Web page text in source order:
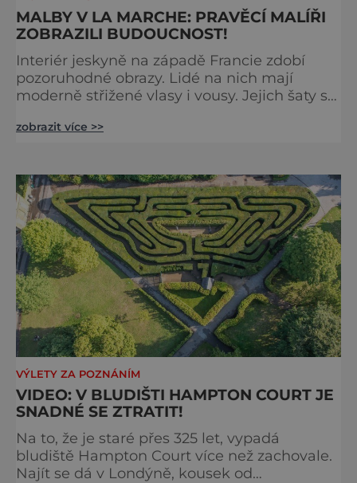
MALBY V LA MARCHE: PRAVĚCÍ MALÍŘI
ZOBRAZILI BUDOUCNOST!
Interiér jeskyně na západě Francie zdobí
pozoruhodné obrazy. Lidé na nich mají
moderně střižené vlasy i vousy. Jejich šaty se
ale staré tisíce let. Jak je to možné?
století. Skrývala překvapivý objev. Foto:
pinterest.
zobrazit více >>
VÝLETY ZA POZNÁNÍM
VIDEO: V BLUDIŠTI HAMPTON COURT JE
SNADNÉ SE ZTRATIT!
Na to, že je staré přes 325 let, vypadá
bludiště Hampton Court více než zachovale.
Najít se dá v Londýně, kousek od